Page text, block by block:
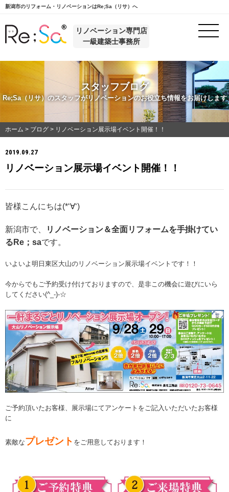
新潟市のリフォーム・リノベーションはRe;Sa（リサ）へ
リノベーション専門店
一級建築士事務所
スタッフブログ
Re;Sa（リサ）のスタッフがリノベーションのお役立ち情報をお届けします
ホーム > ブログ > リノベーション展示場イベント開催！！
2019.09.27
リノベーション展示場イベント開催！！
皆様こんにちは(*‘∀‘)
新潟市で、
リノベーション＆全面リフォームを手掛けてい
るRe；saです。
いよいよ明日東区大山のリノベーション展示場イベントです！！
今からでもご予約受け付けておりますので、是非この機会に遊びにいら
してください(^_-)-☆
ご予約頂いたお客様、展示場にてアンケートをご記入いただいたお客様
に
素敵なプレゼント をご用意しております！